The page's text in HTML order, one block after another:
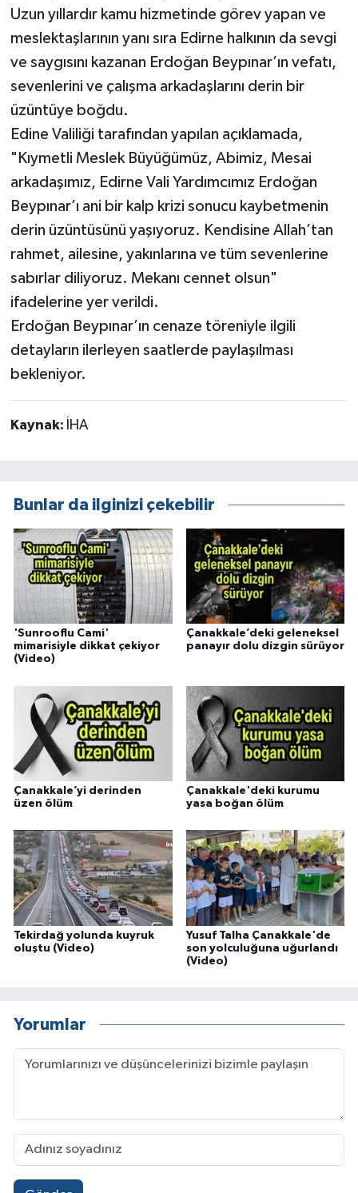
Uzun yıllardır kamu hizmetinde görev yapan ve
meslektaşlarının yanı sıra Edirne halkının da sevgi
ve saygısını kazanan Erdoğan Beypınar’ın vefatı,
sevenlerini ve çalışma arkadaşlarını derin bir
üzüntüye boğdu.
Edine Valiliği tarafından yapılan açıklamada,
"Kıymetli Meslek Büyüğümüz, Abimiz, Mesai
arkadaşımız, Edirne Vali Yardımcımız Erdoğan
Beypınar’ı ani bir kalp krizi sonucu kaybetmenin
derin üzüntüsünü yaşıyoruz. Kendisine Allah’tan
rahmet, ailesine, yakınlarına ve tüm sevenlerine
sabırlar diliyoruz. Mekanı cennet olsun"
ifadelerine yer verildi.
Erdoğan Beypınar’ın cenaze töreniyle ilgili
detayların ilerleyen saatlerde paylaşılması
bekleniyor.
Kaynak: İHA
Bunlar da ilginizi çekebilir
'Sunrooflu Cami'
mimarisiyle dikkat çekiyor
(Video)
Çanakkale’deki geleneksel
panayır dolu dizgin sürüyor
Çanakkale’yi derinden
üzen ölüm
Çanakkale'deki kurumu
yasa boğan ölüm
Tekirdağ yolunda kuyruk
oluştu (Video)
Yusuf Talha Çanakkale'de
son yolculuğuna uğurlandı
(Video)
Yorumlar